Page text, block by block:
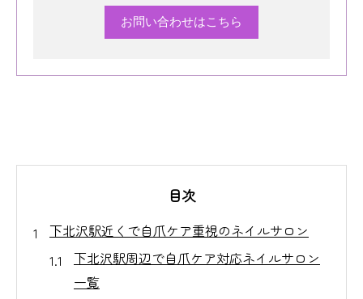
お問い合わせはこちら
目次
下北沢駅近くで自爪ケア重視のネイルサロン
下北沢駅周辺で自爪ケア対応ネイルサロン
一覧